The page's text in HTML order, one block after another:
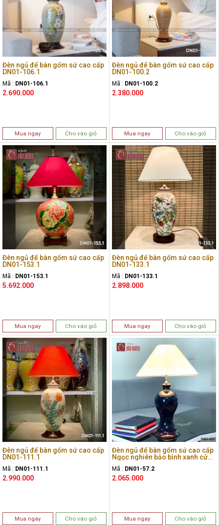
Đèn ngủ để bàn gốm sứ cao cấp
DN01-106.1
Mã : DN01-106.1
2.690.000
Mua ngay Cho vào giỏ
Đèn ngủ để bàn gốm sứ cao cấp
DN01-100.2
Mã : DN01-100.2
2.380.000
Mua ngay Cho vào giỏ
Đèn ngủ để bàn gốm sứ cao cấp
DN01-153.1
Mã : DN01-153.1
5.692.000
Mua ngay Cho vào giỏ
Đèn ngủ để bàn gốm sứ cao cấp
DN01-133.1
Mã : DN01-133.1
2.898.000
Mua ngay Cho vào giỏ
Đèn ngủ để bàn gốm sứ cao cấp
DN01-111.1
Mã : DN01-111.1
2.990.000
Mua ngay Cho vào giỏ
Đèn ngủ để bàn gốm sứ cao cấp
Ngọc nghiên bảo bình xanh cửu
Mã : DN01-57.2
2.065.000
Mua ngay Cho vào giỏ